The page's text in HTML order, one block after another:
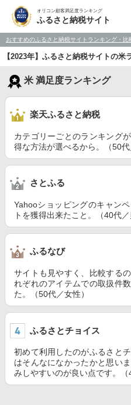
オリコン顧客満足度ランキング
ふるさと納税サイト
おすすめのふるさと納税サイトランキング・比
【2023年】ふるさと納税サイトの米
米 満足度ランキング
楽天ふるさと納税
カテゴリーごとのランキング
得な方法が選べるから。（50代
さとふる
Yahooショッピングのキャン
トを獲得出来たこと。（40代／
ふるなび
サイトも見やすく、比較する
れぞれのアイテムでの取扱件
た。（50代／女性）
ふるさとチョイス
初めて利用したのがふるさと
はそんなになかったかと思い
みしやすいのが良い点です。（